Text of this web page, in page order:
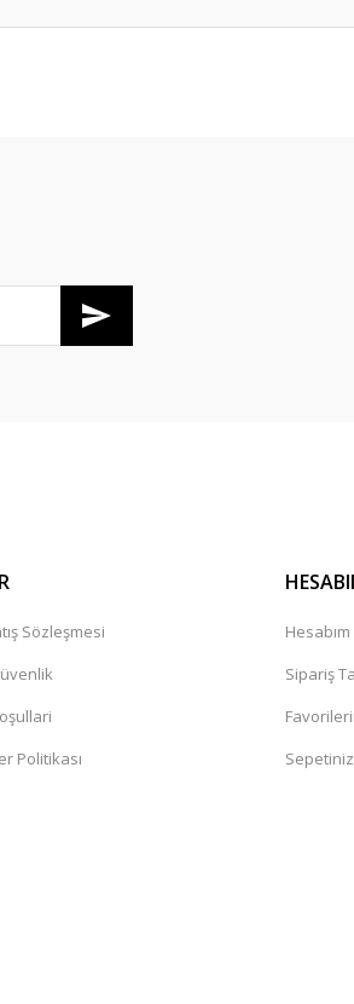
Sözleşmesi
Politikası
Hesabım
Sipariş
Sepetiniz